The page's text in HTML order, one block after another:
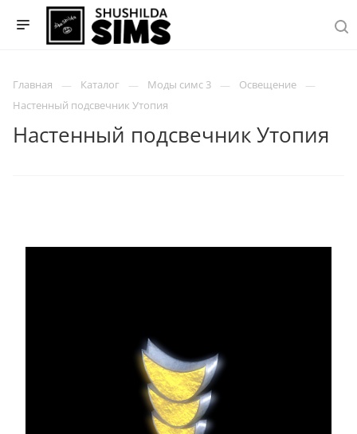
Главная Каталог Моды симс 3
Освещение
Настенный подсвечник Утопия
Настенный подсвечник Утопия